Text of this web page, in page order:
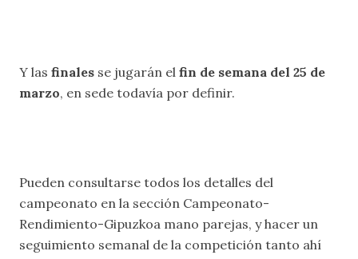
Y las finales se jugarán el fin de semana del 25 de
marzo, en sede todavía por definir.
Pueden consultarse todos los detalles del
campeonato en la sección Campeonato-
Rendimiento-Gipuzkoa mano parejas, y hacer un
seguimiento semanal de la competición tanto ahí